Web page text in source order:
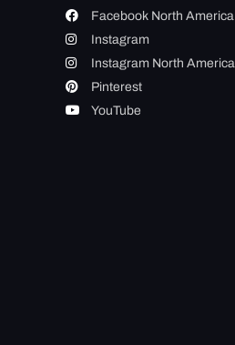
Facebook North America
Instagram
Instagram North America
Pinterest
YouTube